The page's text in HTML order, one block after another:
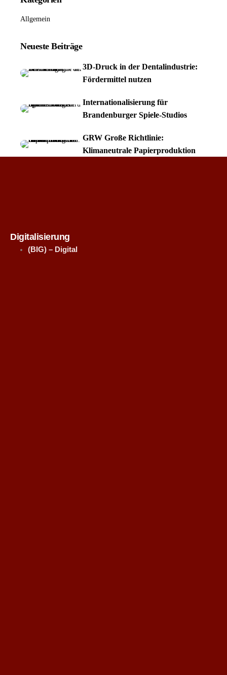
Allgemein
Neueste Beiträge
3D-Druck in der Dentalindustrie:
Fördermittel nutzen
Internationalisierung für
Brandenburger Spiele-Studios
GRW Große Richtlinie:
Klimaneutrale Papierproduktion
Digitalisierung
(BIG) – Digital